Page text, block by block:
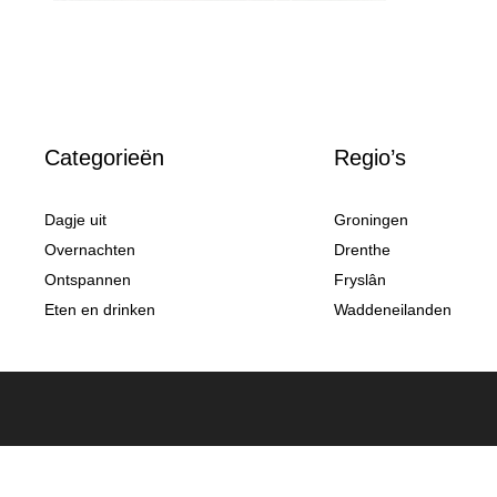
Categorieën
Dagje uit
Overnachten
Ontspannen
Eten en drinken
Regio’s
Groningen
Drenthe
Fryslân
Waddeneilanden